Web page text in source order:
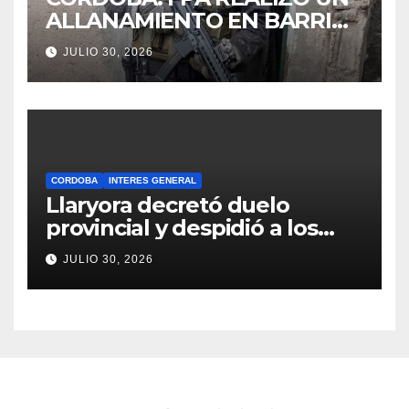
ALLANAMIENTO EN BARRIO
VILLA BOEDO RELACIONADO
CON UNA CAUSA DE DROGAS
EN LA CÁRCEL DE BOUWER
JULIO 30, 2026
CORDOBA INTERES GENERAL
Llaryora decretó duelo
provincial y despidió a los
bomberos cordobeses
fallecidos en la tragedia
aérea de San Juan
JULIO 30, 2026